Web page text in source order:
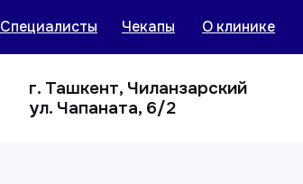
Специалисты Чекапы О клинике
г. Ташкент, Чиланзарский
ул. Чапаната, 6/2